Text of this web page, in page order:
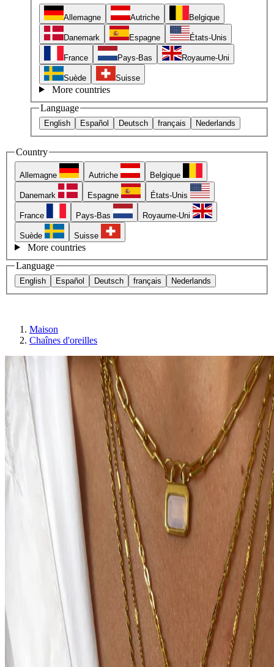
Allemagne Autriche Belgique
Danemark Espagne États-Unis
France Pays-Bas Royaume-Uni
Suède Suisse
More countries
Language
English Español Deutsch français Nederlands
Country
Allemagne Autriche Belgique
Danemark Espagne États-Unis
France Pays-Bas Royaume-Uni
Suède Suisse
More countries
Language
English Español Deutsch français Nederlands
Maison
Chaînes d'oreilles